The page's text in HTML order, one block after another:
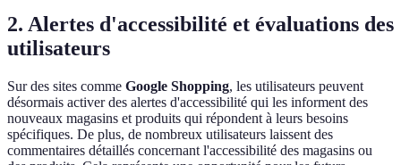
2. Alertes d'accessibilité et évaluations des
utilisateurs
Sur des sites comme Google Shopping, les utilisateurs peuvent
désormais activer des alertes d'accessibilité qui les informent des
nouveaux magasins et produits qui répondent à leurs besoins
spécifiques. De plus, de nombreux utilisateurs laissent des
commentaires détaillés concernant l'accessibilité des magasins ou